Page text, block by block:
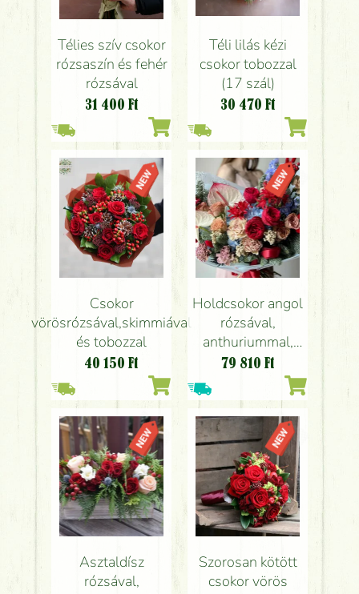
Télies szív csokor
rózsaszín és fehér
rózsával
31 400 Ft
Téli lilás kézi
csokor tobozzal
(17 szál)
30 470 Ft
Csokor
vörösrózsával,skimmiával
és tobozzal
40 150 Ft
Holdcsokor angol
rózsával,
anthuriummal,
hortenziával és
delfiniummal
79 810 Ft
Asztaldísz
rózsával,
Szorosan kötött
csokor vörös